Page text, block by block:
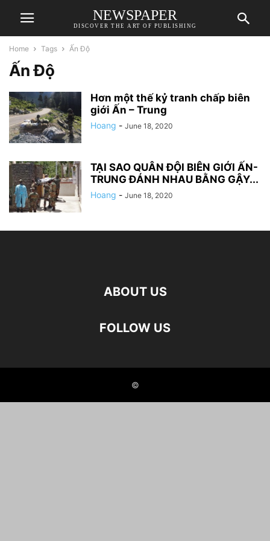
NEWSPAPER
DISCOVER THE ART OF PUBLISHING
Home Tags Ấn Độ
Ấn Độ
Hơn một thế kỷ tranh chấp biên
giới Ấn – Trung
Hoang - June 18, 2020
TẠI SAO QUÂN ĐỘI BIÊN GIỚI ẤN-
TRUNG ĐÁNH NHAU BẰNG GẬY...
Hoang - June 18, 2020
ABOUT US
FOLLOW US
©